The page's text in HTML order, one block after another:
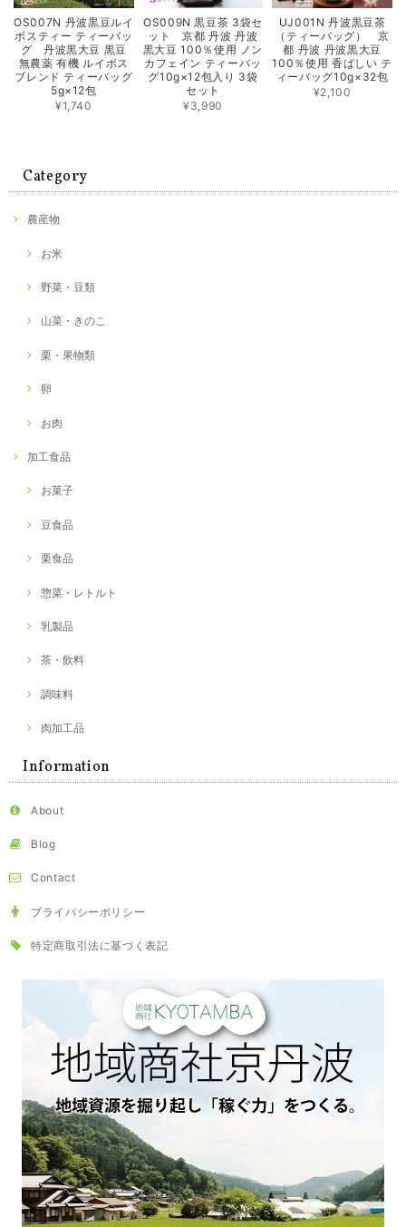
OS007N 丹波黒豆ルイ
ボスティー ティーバッ
グ 丹波黒大豆 黒豆
無農薬 有機 ルイボス
ブレンド ティーバッグ
5g×12包
¥1,740
OS009N 黒豆茶 3袋セ
ット 京都 丹波 丹波
黒大豆 100％使用 ノン
カフェイン ティーバッ
グ10g×12包入り 3袋
セット
¥3,990
UJ001N 丹波黒豆茶
（ティーバッグ） 京
都 丹波 丹波黒大豆
100％使用 香ばしい テ
ィーバッグ10g×32包
¥2,100
Category
農産物
お米
野菜・豆類
山菜・きのこ
栗・果物類
卵
お肉
加工食品
お菓子
豆食品
栗食品
惣菜・レトルト
乳製品
茶・飲料
調味料
肉加工品
Information
About
Blog
Contact
プライバシーポリシー
特定商取引法に基づく表記